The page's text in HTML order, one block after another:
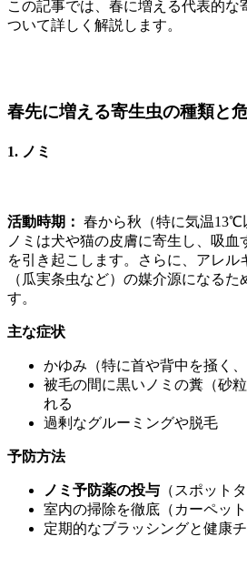
この記事では、春に増える代表的な
ついて詳しく解説します。
春先に増える寄生虫の種類と
1. ノミ
活動時期： 春から秋（特に気温13℃
ノミは犬や猫の皮膚に寄生し、吸血
を引き起こします。さらに、アレル
（瓜実条虫など）の媒介源になる
す。
主な症状
かゆみ（特に首や背中を掻く、
被毛の間に黒いノミの糞（砂
れる
過剰なグルーミングや脱毛
予防方法
ノミ予防薬の投与 （スポット
室内の掃除を徹底（カーペット
定期的なブラッシングと健康